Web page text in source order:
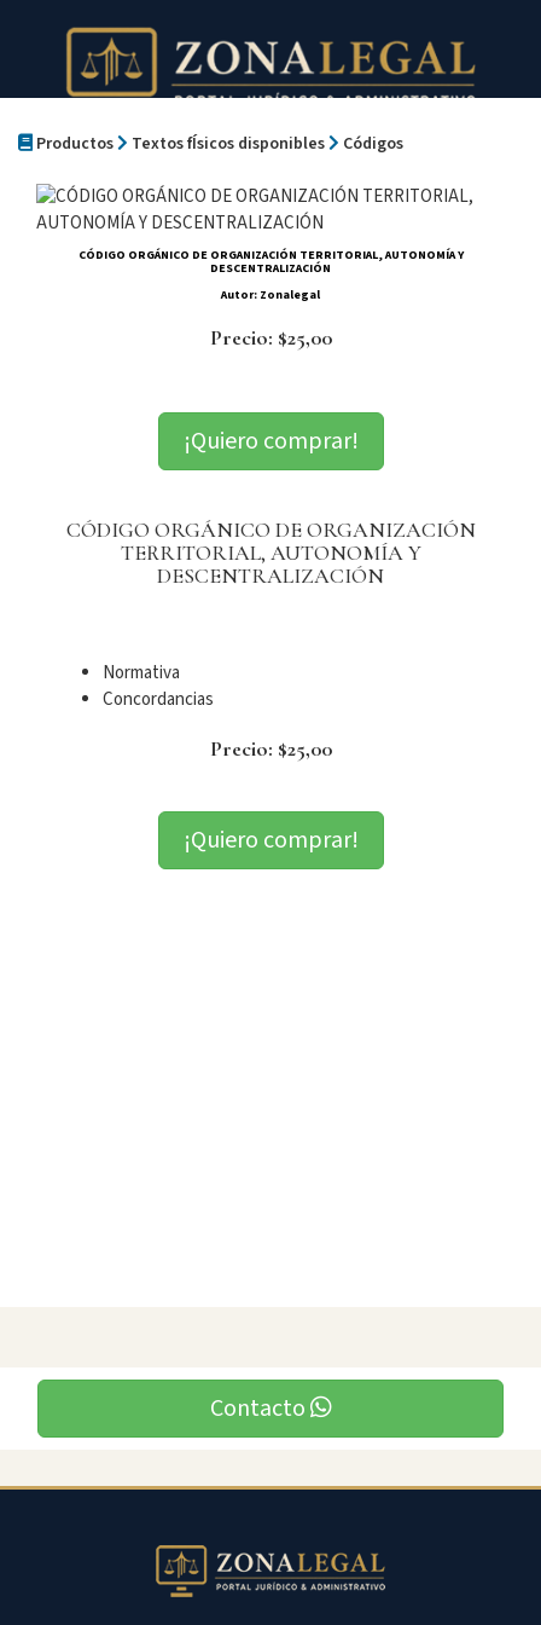
Productos Textos fÍsicos disponibles Códigos
CÓDIGO ORGÁNICO DE ORGANIZACIÓN TERRITORIAL, AUTONOMÍA Y
DESCENTRALIZACIÓN
Autor: Zonalegal
Precio: $25,00
¡Quiero comprar!
CÓDIGO ORGÁNICO DE ORGANIZACIÓN
TERRITORIAL, AUTONOMÍA Y
DESCENTRALIZACIÓN
Normativa
Concordancias
Precio: $25,00
¡Quiero comprar!
Contacto